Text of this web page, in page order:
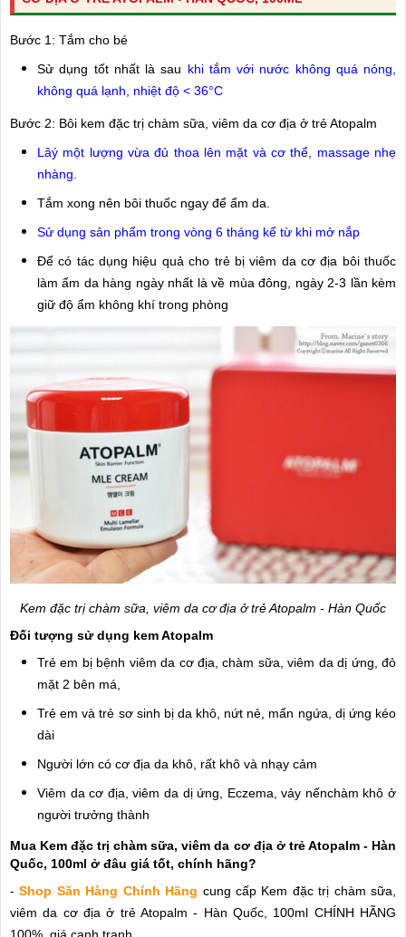
Bước 1: Tắm cho bé
Sử dụng tốt nhất là sau khi tắm với nước không quá nóng,
không quá lạnh, nhiệt độ < 36°C
Bước 2: Bôi kem đặc trị chàm sữa, viêm da cơ địa ở trẻ Atopalm
Lâý một lượng vừa đủ thoa lên mặt và cơ thể, massage nhẹ
nhàng.
Tắm xong nên bôi thuốc ngay để ẩm da.
Sử dụng sản phẩm trong vòng 6 tháng kể từ khi mở nắp
Để có tác dụng hiệu quả cho trẻ bị viêm da cơ địa bôi thuốc
làm ẩm da hàng ngày nhất là về mùa đông, ngày 2-3 lần kèm
giữ độ ẩm không khí trong phòng
Kem đặc trị chàm sữa, viêm da cơ địa ở trẻ Atopalm - Hàn Quốc
Đối tượng sử dụng kem Atopalm
Trẻ em bị bệnh viêm da cơ địa, chàm sữa, viêm da dị ứng, đỏ
mặt 2 bên má,
Trẻ em và trẻ sơ sinh bị da khô, nứt nẻ, mẩn ngứa, dị ứng kéo
dài
Người lớn có cơ địa da khô, rất khô và nhạy cảm
Viêm da cơ địa, viêm da dị ứng, Eczema, vảy nếnchàm khô ở
người trưởng thành
Mua Kem đặc trị chàm sữa, viêm da cơ địa ở trẻ Atopalm - Hàn
Quốc, 100ml ở đâu giá tốt, chính hãng?
-Shop Săn Hàng Chính Hãng cung cấp Kem đặc trị chàm sữa,
viêm da cơ địa ở trẻ Atopalm - Hàn Quốc, 100ml CHÍNH HÃNG